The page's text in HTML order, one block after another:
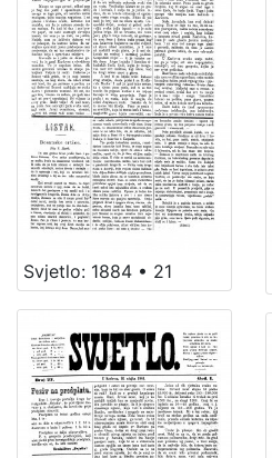
Svjetlo: 1884 • 21